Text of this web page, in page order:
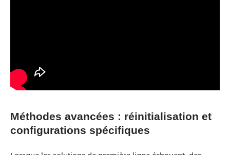
Méthodes avancées : réinitialisation et
configurations spécifiques